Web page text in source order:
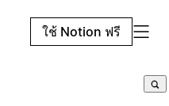
ใช้ Notion ฟรี